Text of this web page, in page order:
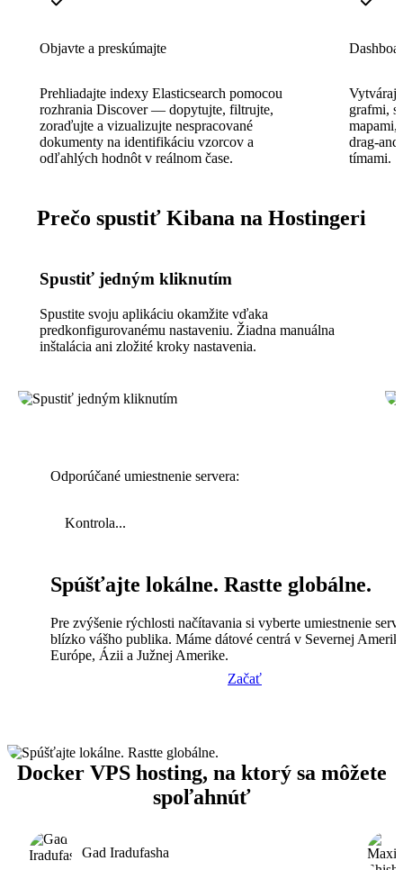
Objavte a preskúmajte
Prehliadajte indexy Elasticsearch pomocou
rozhrania Discover — dopytujte, filtrujte,
zoraďujte a vizualizujte nespracované
dokumenty na identifikáciu vzorcov a
odľahlých hodnôt v reálnom čase.
grafmi,
mapami,
drag-
tímami.
Prečo spustiť Kibana na Hostingeri
Spustiť jedným kliknutím
Spustite svoju aplikáciu okamžite vďaka
predkonfigurovanému nastaveniu. Žiadna manuálna
inštalácia ani zložité kroky nastavenia.
Odporúčané umiestnenie servera:
Kontrola...
Spúšťajte lokálne. Rastte globálne.
Pre zvýšenie rýchlosti načítavania si vyberte umiestnenie
blízko vášho publika. Máme dátové centrá v Severnej
Európe, Ázii a Južnej Amerike.
Začať
Docker VPS hosting, na ktorý sa môžete
spoľahnúť
Gad Iradufasha